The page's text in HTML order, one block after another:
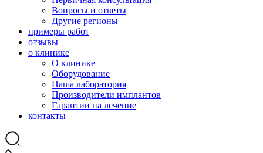
Вопросы и ответы
Другие регионы
примеры работ
отзывы
о клинике
О клинике
Оборудование
Наша лаборатория
Производители имплантов
Гарантии на лечение
контакты